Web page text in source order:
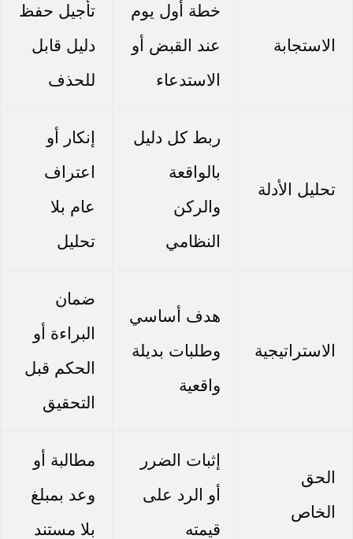
الاستجابة
خطة أول يوم
عند القبض أو
الاستدعاء
تأجيل حفظ
دليل قابل
للحذف
تحليل الأدلة
ربط كل دليل
بالواقعة
والركن
النظامي
إنكار أو
اعتراف
عام بلا
تحليل
الاستراتيجية
هدف أساسي
وطلبات بديلة
واقعية
ضمان
البراءة أو
الحكم قبل
التحقيق
الحق
الخاص
إثبات الضرر
أو الرد على
قيمته
مطالبة أو
وعد بمبلغ
بلا مستند